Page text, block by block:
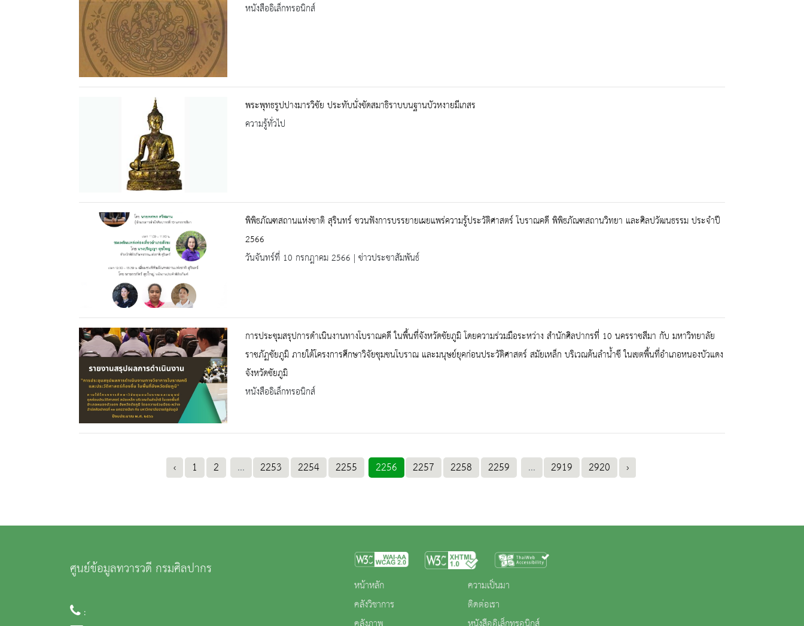
หนังสืออิเล็กทรอนิกส์
พระพุทธรูปปางมารวิชัย ประทับนั่งขัดสมาธิราบบนฐานบัวหงายมีเกสร
ความรู้ทั่วไป
พิพิธภัณฑสถานแห่งชาติ สุรินทร์ ชวนฟังการบรรยายเผยแพร่ความรู้ประวัติศาสตร์ โบราณคดี พิพิธภัณฑสถานวิทยา และศิลปวัฒนธรรม ประจำปี
2566
วันจันทร์ที่ 10 กรกฎาคม 2566 | ข่าวประชาสัมพันธ์
การประชุมสรุปการดำเนินงานทางโบราณคดี ในพื้นที่จังหวัดชัยภูมิ โดยความร่วมมือระหว่าง สำนักศิลปากรที่ 10 นครราชสีมา กับ มหาวิทยาลัย
ราชภัฏชัยภูมิ ภายใต้โครงการศึกษาวิจัยชุมชนโบราณ และมนุษย์ยุคก่อนประวัติศาสตร์ สมัยเหล็ก บริเวณต้นลำน้ำชี ในเขตพื้นที่อำเภอหนองบัวแดง
จังหวัดชัยภูมิ
หนังสืออิเล็กทรอนิกส์
‹ 1 2 ... 2253 2254 2255 2256 2257 2258 2259 ... 2919 2920 ›
ศูนย์ข้อมูลทวารวดี กรมศิลปากร
:
หน้าหลัก
คลังวิชาการ
ความเป็นมา
ติดต่อเรา